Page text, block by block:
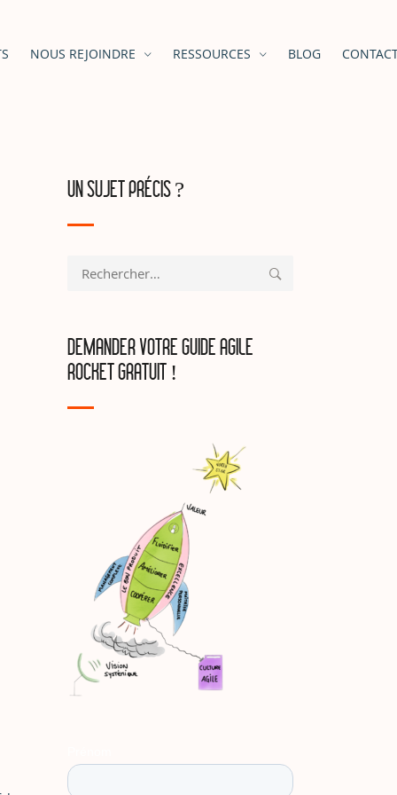
NOUS REJOINDRE RESSOURCES BLOG
UN SUJET PRÉCIS ?
Rechercher :
DEMANDER VOTRE GUIDE AGILE
ROCKET GRATUIT !